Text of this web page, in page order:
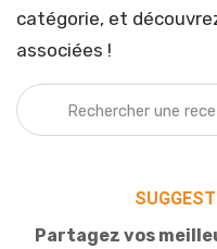
catégorie, et
associées !
Partagez vos